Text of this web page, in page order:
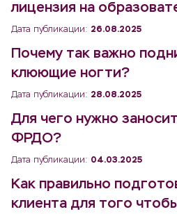
лицензия на
Дата публикации: 26.08.2025
Почему так важно
клюющие ногти?
Дата публикации: 28.08.2025
Для чего нужно
ФРДО?
Дата публикации: 04.03.2025
Как правильно
клиента для того